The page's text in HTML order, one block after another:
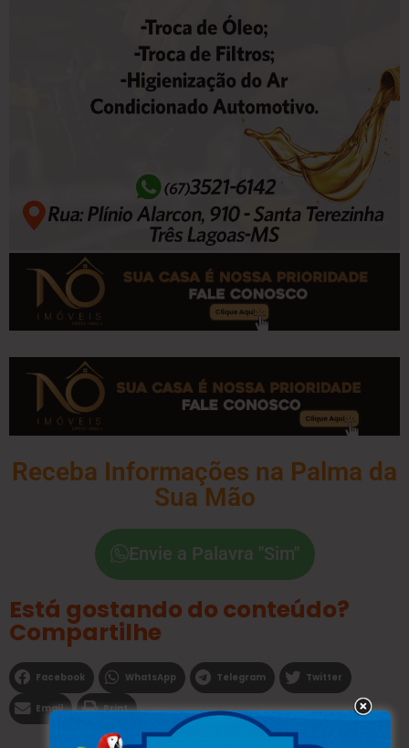
Receba Informações na Palma da
Sua Mão
Envie a Palavra "Sim"
Está gostando do conteúdo?
Compartilhe
Facebook WhatsApp Telegram Twitter
Email Print